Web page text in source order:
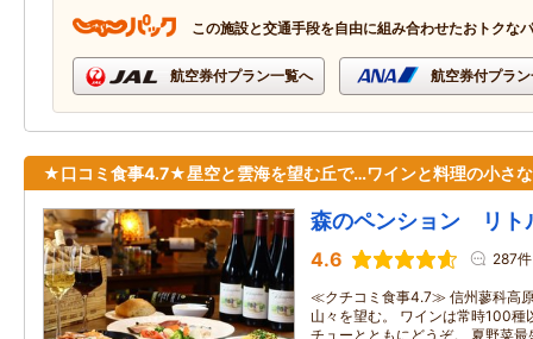
この施設と交通手段を自由に組み合わせたおトクな
航空券付プラン一覧へ 航空券付プラ
★口コミ食事4.7★星空と雲海を望む丘で…ワインと料理の小さ
森のペンション リト
4.6 287件
≪クチコミ食事4.7≫ 信州蓼科高
山々を望む。 ワインは常時100種
チューとともにどうぞ。 夏野菜